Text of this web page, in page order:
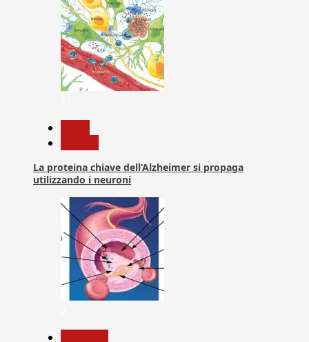
La proteina chiave dell’Alzheimer si propaga
utilizzando i neuroni